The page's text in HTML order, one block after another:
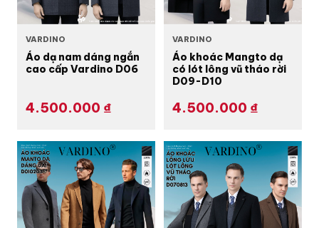
VARDINO
Áo dạ nam dáng ngắn
cao cấp Vardino D06
4.500.000 ₫
VARDINO
Áo khoác Mangto dạ
có lót lông vũ tháo rời
D09-D10
4.500.000 ₫